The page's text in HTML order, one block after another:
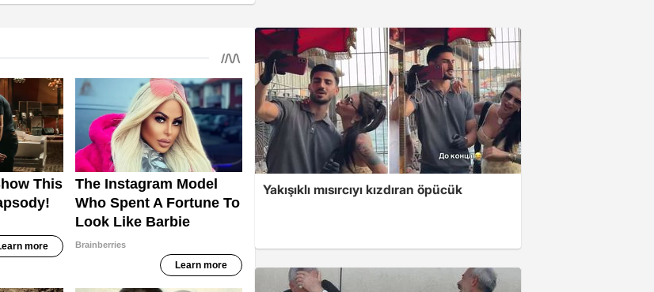
Yakışıklı mısırcıyı kızdıran öpücük